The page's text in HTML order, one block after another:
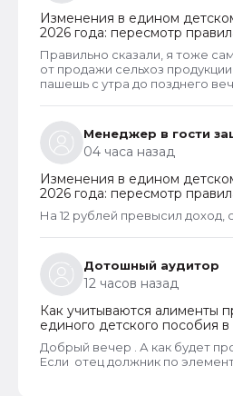
Изменения в едином
2026 года: пересмотр
новый порядок оформления
пребывания
Правильно сказали, я тоже
от продажи сельхоз
пашешь с утра до позднего
Менеджер в гости
04 часа назад
Изменения в едином
2026 года: пересмотр
новый порядок оформления
пребывания
На 12 рублей превысил доход,
Дотошный аудитор
12 часов назад
Как учитываются алименты
единого детского пособия в
Добрый вечер . А как будет
Если отец должник по